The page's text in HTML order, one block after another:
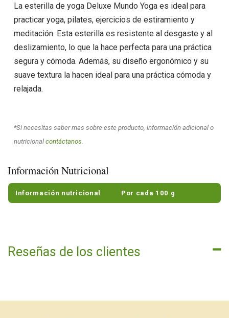
La esterilla de yoga Deluxe Mundo Yoga es ideal para
practicar yoga, pilates, ejercicios de estiramiento y
meditación. Esta esterilla es resistente al desgaste y al
deslizamiento, lo que la hace perfecta para una práctica
segura y cómoda. Además, su diseño ergonómico y su
suave textura la hacen ideal para una práctica cómoda y
relajada.
*Si necesitas saber mas sobre este producto, información adicional o
nutricional contáctanos.
Información Nutricional
Información nutricional Por cada 100 g
Reseñas de los clientes